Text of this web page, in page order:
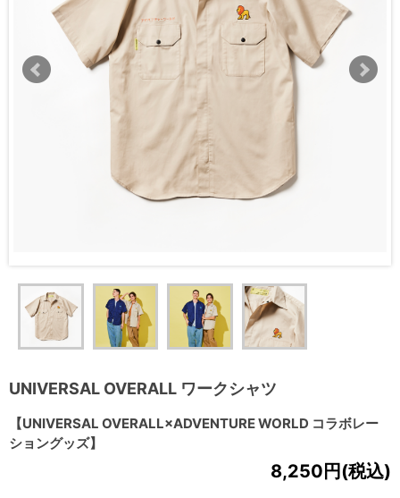
UNIVERSAL OVERALL ワークシャツ
【UNIVERSAL OVERALL×ADVENTURE WORLD コラボレー
ショングッズ】
8,250円(税込)